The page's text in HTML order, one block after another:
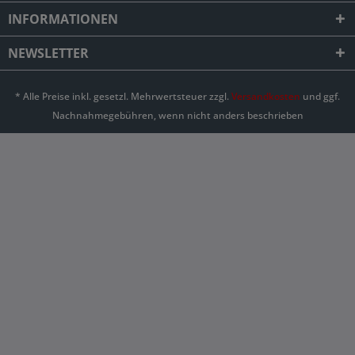
INFORMATIONEN
NEWSLETTER
* Alle Preise inkl. gesetzl. Mehrwertsteuer zzgl. Versandkosten und ggf.
Nachnahmegebühren, wenn nicht anders beschrieben